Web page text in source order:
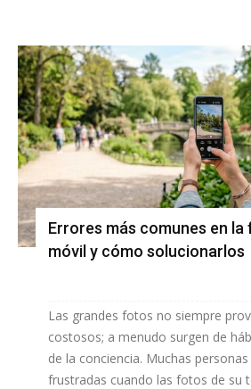
Errores más comunes en
móvil y cómo solucionarlos
Las grandes fotos no siempre
costosos; a menudo surgen de
de la conciencia. Muchas
frustradas cuando las fotos de su